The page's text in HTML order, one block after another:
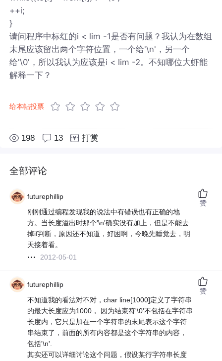
++i;
}
请问程序中标红的i < lim -1是否有问题？我认为在数组
末尾应该留出两个字符位置，一个给'\n'，另一个
给'\0'，所以我认为应该是i < lim -2。不知哪位大虾能
解释一下？
给本帖投票
198 13 打赏
全部评论
futurephillip
刚刚通过编程发现我的说法中有错误也有正确的地
方。当长度溢出时那个'\n'确实没有加上，但是不能去
掉if判断，原因还不知道，好困啊，今晚先睡觉去，明
天接着看。
2012-05-01
赞
futurephillip
不知道我的看法对不对，char line[1000]定义了字符串
的最大长度应为1000， 因为结束符'\0'不包括在字符串
长度内，它只是加在一个字符串的末尾表示这个字符
串结束了，前面的所有内容都是这个字符串的内容，
包括'\n'.
其实还可以详细讨论这个问题，假设某行字符串长度
赞